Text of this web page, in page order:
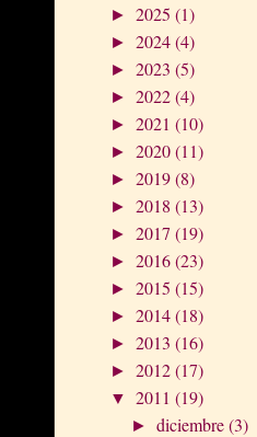
► 2025 (1)
► 2024(4)
► 2023 (5)
► 2022(4)
► 2021 (10)
► 2020(11)
► 2019(8)
► 2018 (13)
► 2017 (19)
► 2016(23)
► 2015 (15)
► 2014(18)
► 2013 (16)
► 2012(17)
▼ 2011 (19)
►diciembre(3)